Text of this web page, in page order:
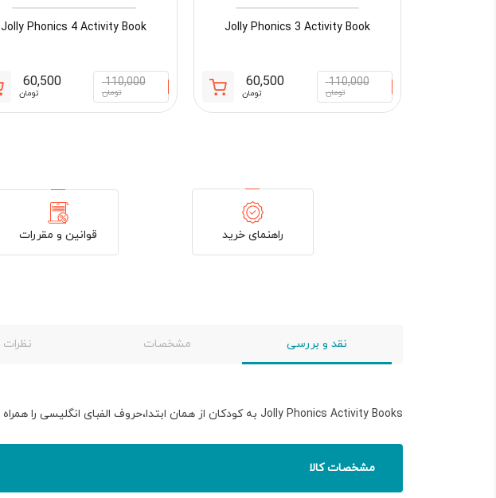
Jolly Phonics 3 Activity Book
110,000
تومان
اصلی:
60,500
تومان
فعلی:
Jolly Phonics 4 Activity Book
110,000
تومان
60,500
تومان
راهنمای خرید قوانین و مقررات
نقد و بررسی مشخصات نظرات
Jolly Phonics Activity Books به کودکان از همان ابتدا،حروف الفبای انگلیسی را همراه با نقاشی به سادگی آموزش داده است
مشخصات کالا